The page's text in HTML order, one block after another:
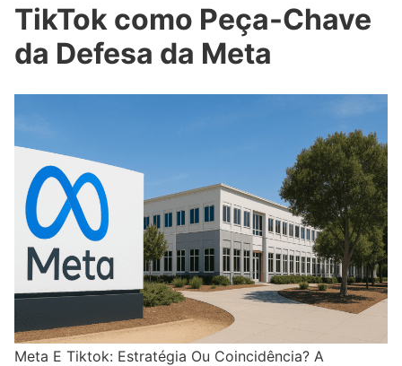
TikTok como Peça-Chave
da Defesa da Meta
Meta E Tiktok: Estratégia Ou Coincidência? A